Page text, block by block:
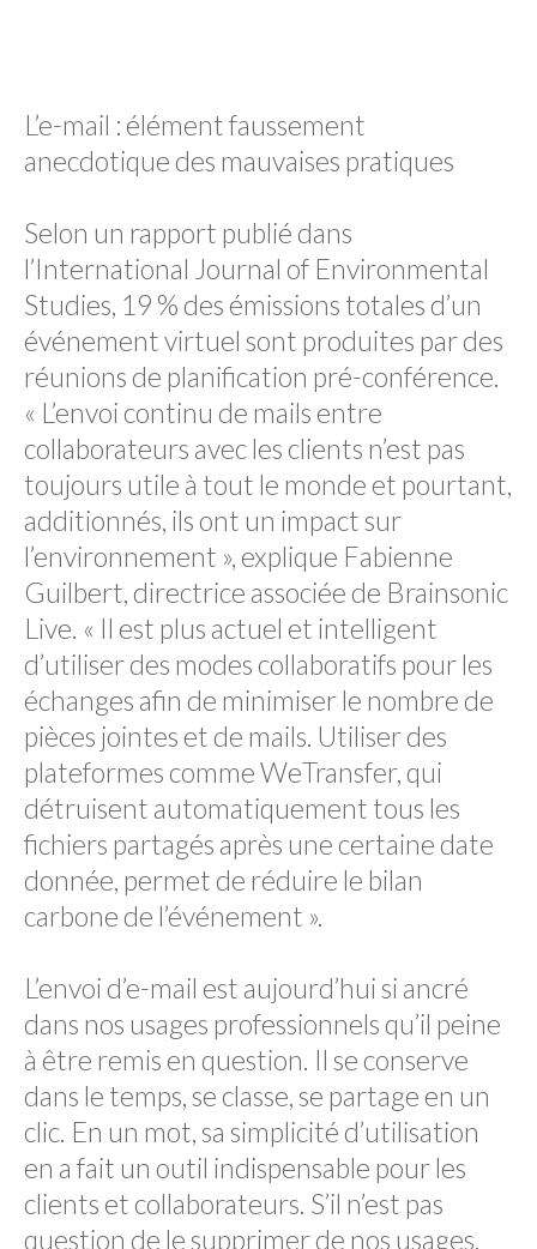
L’e-mail : élément faussement
anecdotique des mauvaises pratiques
Selon un rapport publié dans
l’International Journal of Environmental
Studies, 19 % des émissions totales d’un
événement virtuel sont produites par des
réunions de planification pré-conférence.
« L’envoi continu de mails entre
collaborateurs avec les clients n’est pas
toujours utile à tout le monde et pourtant,
additionnés, ils ont un impact sur
l’environnement », explique Fabienne
Guilbert, directrice associée de Brainsonic
Live. « Il est plus actuel et intelligent
d’utiliser des modes collaboratifs pour les
échanges afin de minimiser le nombre de
pièces jointes et de mails. Utiliser des
plateformes comme WeTransfer, qui
détruisent automatiquement tous les
fichiers partagés après une certaine date
donnée, permet de réduire le bilan
carbone de l’événement ».
L’envoi d’e-mail est aujourd’hui si ancré
dans nos usages professionnels qu’il peine
à être remis en question. Il se conserve
dans le temps, se classe, se partage en un
clic. En un mot, sa simplicité d’utilisation
en a fait un outil indispensable pour les
clients et collaborateurs. S’il n’est pas
question de le supprimer de nos usages,